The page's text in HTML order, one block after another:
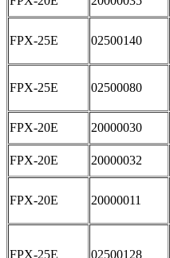
FPX-25E 02500140
FPX-25E 02500080
FPX-20E 20000030
FPX-20E 20000032
FPX-20E 20000011
FPX-25E 02500128